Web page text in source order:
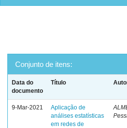
Conjunto de itens:
Data do
documento
Título
9-Mar-2021
Aplicação de
análises estatísticas
em redes de